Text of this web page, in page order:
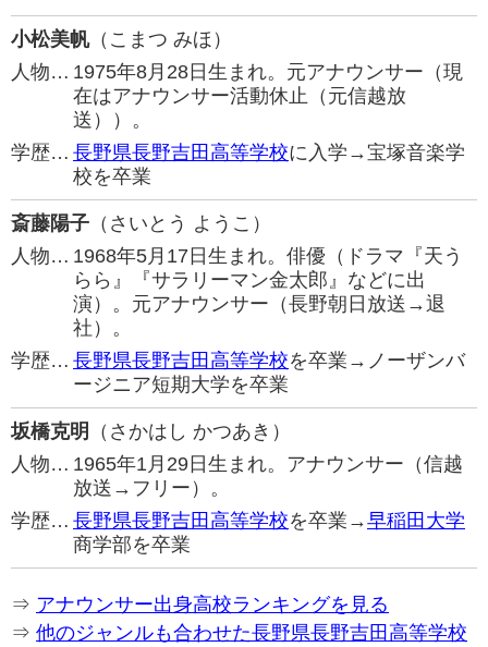
小松美帆（こまつ みほ）
人物… 1975年8月28日生まれ。元アナウンサー（現
在はアナウンサー活動休止（元信越放
送））。
学歴… 長野県長野吉田高等学校に入学→宝塚音楽学
校を卒業
斎藤陽子 （さいとう ようこ）
人物… 1968年5月17日生まれ。俳優（ドラマ『天う
らら』『サラリーマン金太郎』などに出
演）。元アナウンサー（長野朝日放送→退
社）。
学歴… 長野県長野吉田高等学校を卒業→ノーザンバ
ージニア短期大学を卒業
坂橋克明
（さかはし かつあき）
人物… 1965年1月29日生まれ。アナウンサー（信越
放送→フリー）。
学歴… 長野県長野吉田高等学校を卒業→早稲田大学
商学部を卒業
⇒ アナウンサー出身高校ランキングを見る
⇒ 他のジャンルも合わせた長野県長野吉田高等学校